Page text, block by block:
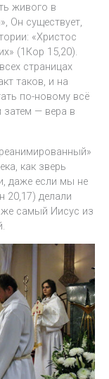
живого в
Он существует,
«Христос
(1Кор 15,20).
страницах
таков, и на
по-новому всё
— вера в
как зверь
даже если мы не
20,17) делали
же самый Иисус из